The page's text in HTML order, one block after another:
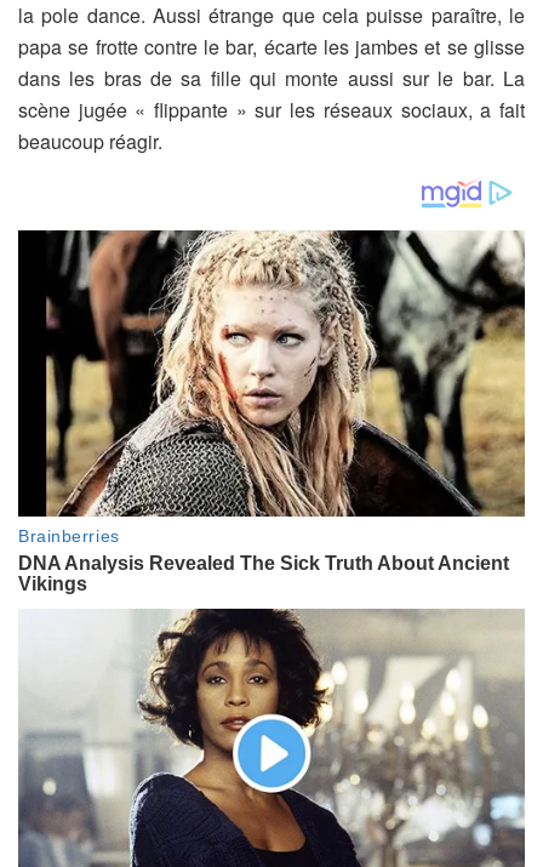
la pole dance. Aussi étrange que cela puisse paraître, le
papa se frotte contre le bar, écarte les jambes et se glisse
dans les bras de sa fille qui monte aussi sur le bar. La
scène jugée « flippante » sur les réseaux sociaux, a fait
beaucoup réagir.